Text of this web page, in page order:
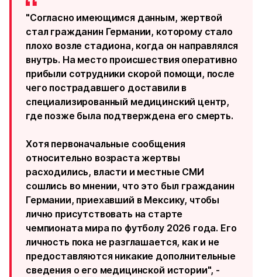
"Согласно имеющимся данным, жертвой
стал гражданин Германии, которому стало
плохо возле стадиона, когда он направлялся
внутрь. На место происшествия оперативно
прибыли сотрудники скорой помощи, после
чего пострадавшего доставили в
специализированный медицинский центр,
где позже была подтверждена его смерть.
Хотя первоначальные сообщения
относительно возраста жертвы
расходились, власти и местные СМИ
сошлись во мнении, что это был гражданин
Германии, приехавший в Мексику, чтобы
лично присутствовать на старте
чемпионата мира по футболу 2026 года. Его
личность пока не разглашается, как и не
предоставляются никакие дополнительные
сведения о его медицинской истории", -